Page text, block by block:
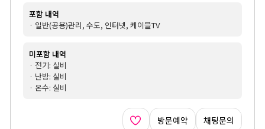
포함 내역
· 일반(공용)관리, 수도, 인터넷, 케이블TV
미포함 내역
· 전기: 실비
· 난방: 실비
· 온수: 실비
방문예약 채팅문의